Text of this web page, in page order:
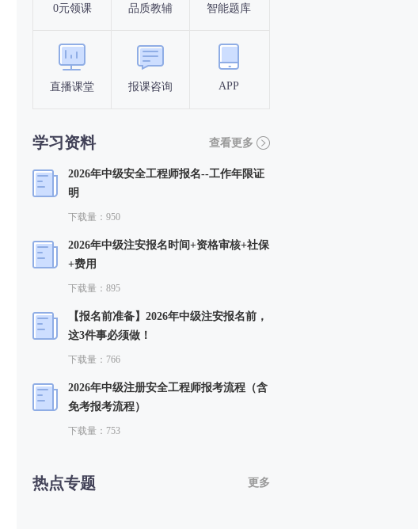
0元领课 品质教辅 智能题库
直播课堂 报课咨询 APP
学习资料 查看更多
2026年中级安全工程师报名--工作年限证
明
下载量：950
2026年中级注安报名时间+资格审核+社保
+费用
下载量：895
【报名前准备】2026年中级注安报名前，
这3件事必须做！
下载量：766
2026年中级注册安全工程师报考流程（含
免考报考流程）
下载量：753
热点专题 更多